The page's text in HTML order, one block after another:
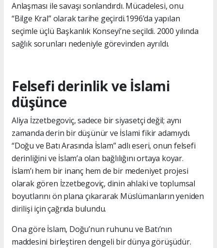
Anlaşması ile savaşı sonlandırdı. Mücadelesi, onu
“Bilge Kral” olarak tarihe geçirdi.1996’da yapılan
seçimle üçlü Başkanlık Konseyi’ne seçildi. 2000 yılında
sağlık sorunları nedeniyle görevinden ayrıldı.
Felsefi derinlik ve İslami
düşünce
Aliya İzzetbegoviç, sadece bir siyasetçi değil; aynı
zamanda derin bir düşünür ve İslami fikir adamıydı.
“Doğu ve Batı Arasında İslam” adlı eseri, onun felsefi
derinliğini ve İslam’a olan bağlılığını ortaya koyar.
İslam’ı hem bir inanç hem de bir medeniyet projesi
olarak gören İzzetbegoviç, dinin ahlaki ve toplumsal
boyutlarını ön plana çıkararak Müslümanların yeniden
dirilişi için çağrıda bulundu.
Ona göre İslam, Doğu’nun ruhunu ve Batı’nın
maddesini birleştiren dengeli bir dünya görüşüdür.